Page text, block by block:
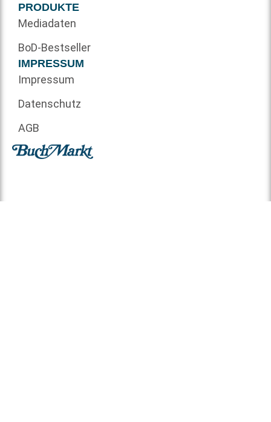
PRODUKTE
Mediadaten
BoD-Bestseller
IMPRESSUM
Impressum
Datenschutz
AGB